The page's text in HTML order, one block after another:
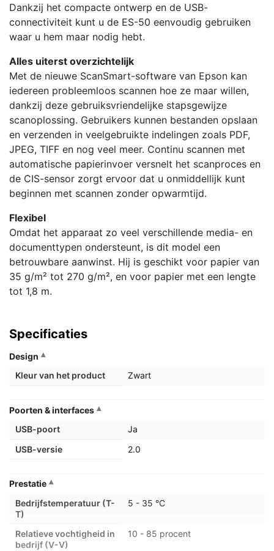
Dankzij het compacte ontwerp en de USB-
connectiviteit kunt u de ES-50 eenvoudig gebruiken
waar u hem maar nodig hebt.
Alles uiterst overzichtelijk
Met de nieuwe ScanSmart-software van Epson kan
iedereen probleemloos scannen hoe ze maar willen,
dankzij deze gebruiksvriendelijke stapsgewijze
scanoplossing. Gebruikers kunnen bestanden opslaan
en verzenden in veelgebruikte indelingen zoals PDF,
JPEG, TIFF en nog veel meer. Continu scannen met
automatische papierinvoer versnelt het scanproces en
de CIS-sensor zorgt ervoor dat u onmiddellijk kunt
beginnen met scannen zonder opwarmtijd.
Flexibel
Omdat het apparaat zo veel verschillende media- en
documenttypen ondersteunt, is dit model een
betrouwbare aanwinst. Hij is geschikt voor papier van
35 g/m² tot 270 g/m², en voor papier met een lengte
tot 1,8 m.
Specificaties
Design
Kleur van het product
Zwart
Poorten & interfaces
USB-poort
Ja
USB-versie
2.0
Prestatie
Bedrijfstemperatuur (T-
T)
5 - 35 °C
Relatieve vochtigheid in
bedrijf (V-V)
10 - 85 procent